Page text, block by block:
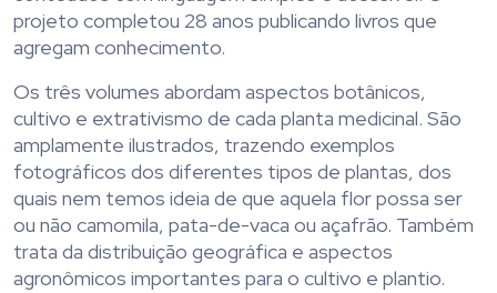
projeto completou 28 anos publicando livros que
agregam conhecimento.
Os três volumes abordam aspectos botânicos,
cultivo e extrativismo de cada planta medicinal. São
amplamente ilustrados, trazendo exemplos
fotográficos dos diferentes tipos de plantas, dos
quais nem temos ideia de que aquela flor possa ser
ou não camomila, pata-de-vaca ou açafrão. Também
trata da distribuição geográfica e aspectos
agronômicos importantes para o cultivo e plantio.